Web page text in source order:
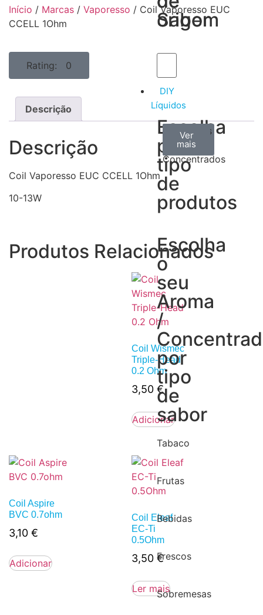
Sabor
origem
DIY
Líquidos
Escolha
por
tipo
de
produtos
Aromas
Concentrados
Ver
todos
Bases
Ver
mais
Accesorios
Ver
mais
Escolha
o
seu
Aroma
/
por
tipo
de
sabor
Tabaco
Frutas
Bebidas
Frescos
Sobremesas
Início / Marcas / Vaporesso / Coil Vaporesso EUC
CCELL 1Ohm
Rating: 0
Descrição
Descrição
Coil Vaporesso EUC CCELL 1Ohm
10-13W
Produtos Relacionados
Coil Wismec
Triple-Head
0.2 Ohm
3,50 €
Adicionar
Coil Aspire
BVC 0.7ohm
3,10 €
Adicionar
Coil Eleaf
EC-Ti
0.5Ohm
3,50 €
Ler mais